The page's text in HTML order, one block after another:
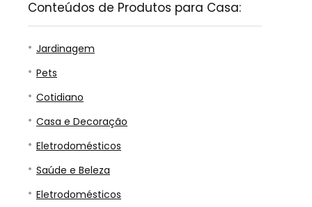
Conteúdos de Produtos para Casa:
Jardinagem
Pets
Cotidiano
Casa e Decoração
Eletrodomésticos
Saúde e Beleza
Eletrodomésticos